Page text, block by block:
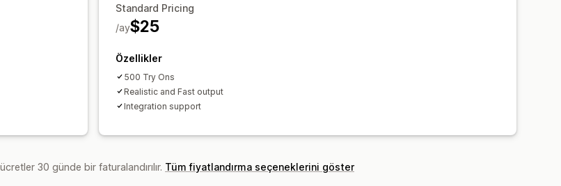
Standard Pricing
$25
/ay
Özellikler
500 Try Ons
Realistic and Fast output
Integration support
30 günde bir faturalandırılır. Tüm fiyatlandırma seçeneklerini göster